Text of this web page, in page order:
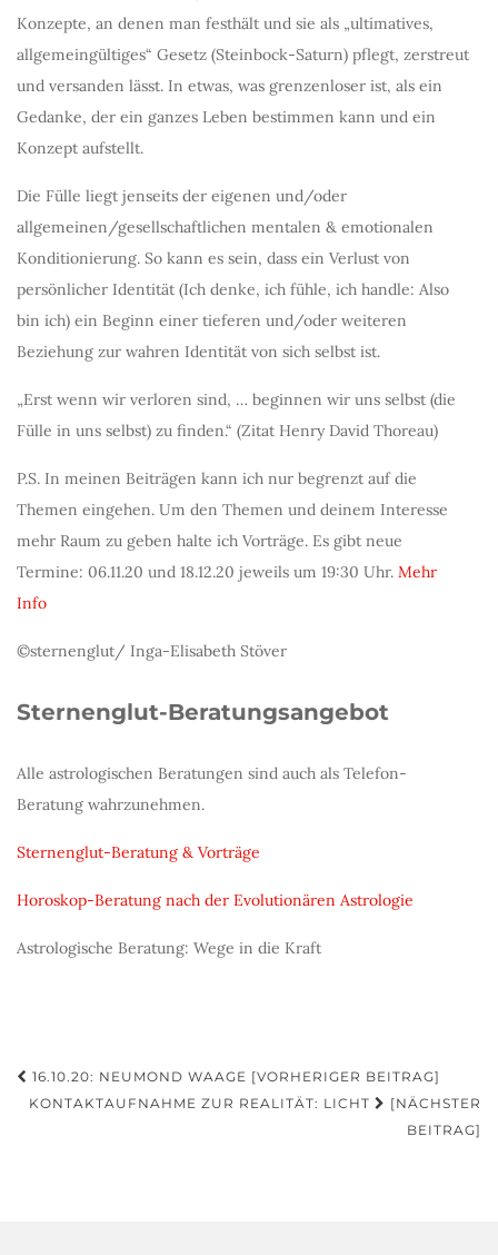
Konzepte, an denen man festhält und sie als „ultimatives,
allgemeingültiges“ Gesetz (Steinbock-Saturn) pflegt, zerstreut
und versanden lässt. In etwas, was grenzenloser ist, als ein
Gedanke, der ein ganzes Leben bestimmen kann und ein
Konzept aufstellt.
Die Fülle liegt jenseits der eigenen und/oder
allgemeinen/gesellschaftlichen mentalen & emotionalen
Konditionierung. So kann es sein, dass ein Verlust von
persönlicher Identität (Ich denke, ich fühle, ich handle: Also
bin ich) ein Beginn einer tieferen und/oder weiteren
Beziehung zur wahren Identität von sich selbst ist.
„Erst wenn wir verloren sind, … beginnen wir uns selbst (die
Fülle in uns selbst) zu finden.“ (Zitat Henry David Thoreau)
P.S. In meinen Beiträgen kann ich nur begrenzt auf die
Themen eingehen. Um den Themen und deinem Interesse
mehr Raum zu geben halte ich Vorträge. Es gibt neue
Termine: 06.11.20 und 18.12.20 jeweils um 19:30 Uhr. Mehr
Info
©sternenglut/ Inga-Elisabeth Stöver
Sternenglut-Beratungsangebot
Alle astrologischen Beratungen sind auch als Telefon-
Beratung wahrzunehmen.
Sternenglut-Beratung & Vorträge
Horoskop-Beratung nach der Evolutionären Astrologie
Astrologische Beratung: Wege in die Kraft
Beitragsnavigation
16.10.20: NEUMOND WAAGE [VORHERIGER BEITRAG]
KONTAKTAUFNAHME ZUR REALITÄT: LICHT
[NÄCHSTER
BEITRAG]